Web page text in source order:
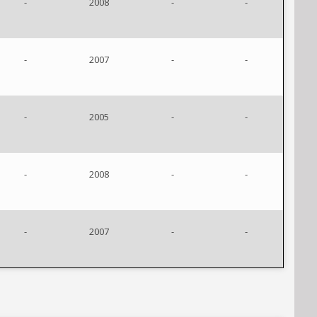
- 2007 - -
- 2005 - -
- 2008 - -
- 2007 - -